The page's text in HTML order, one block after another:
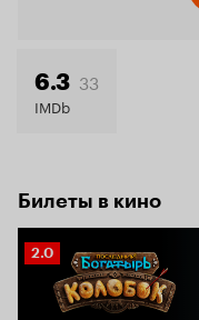
6.3 33
IMDb
Билеты в кино
Рейтинг
Кинопоиска
2.0